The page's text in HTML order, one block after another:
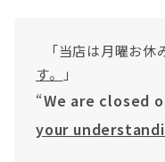
「当店は月曜お休
す。
」
“We are closed
your